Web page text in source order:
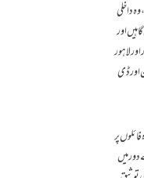
داخلی
اور
لاہور
اور ڈی
پر
میں